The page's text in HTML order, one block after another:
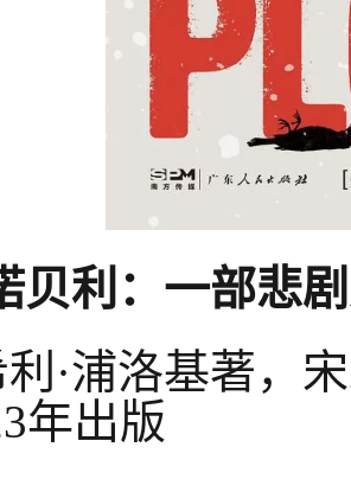
贝利：一部悲
·浦洛基著，
年出版